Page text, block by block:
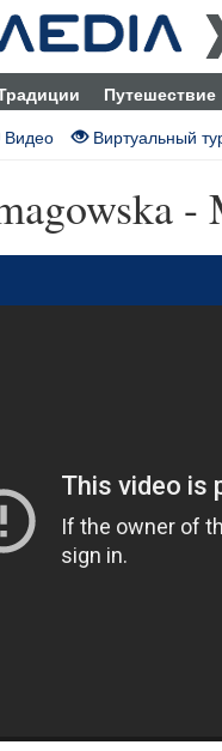
Путешествие
Видео Виртуальный